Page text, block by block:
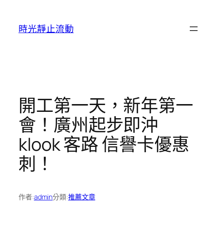
時光靜止流動
開工第一天，新年第一
會！廣州起步即沖
klook 客路 信譽卡優惠
刺！
作者:admin分類:推薦文章